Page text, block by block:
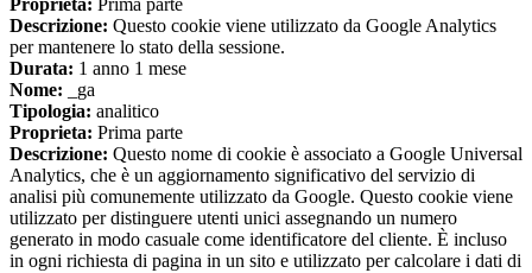
Proprieta: Prima parte
Descrizione: Questo cookie viene utilizzato da Google Analytics
per mantenere lo stato della sessione.
Durata: 1 anno 1 mese
Nome: _ga
Tipologia: analitico
Proprieta: Prima parte
Descrizione: Questo nome di cookie è associato a Google Universal
Analytics, che è un aggiornamento significativo del servizio di
analisi più comunemente utilizzato da Google. Questo cookie viene
utilizzato per distinguere utenti unici assegnando un numero
generato in modo casuale come identificatore del cliente. È incluso
in ogni richiesta di pagina in un sito e utilizzato per calcolare i dati di